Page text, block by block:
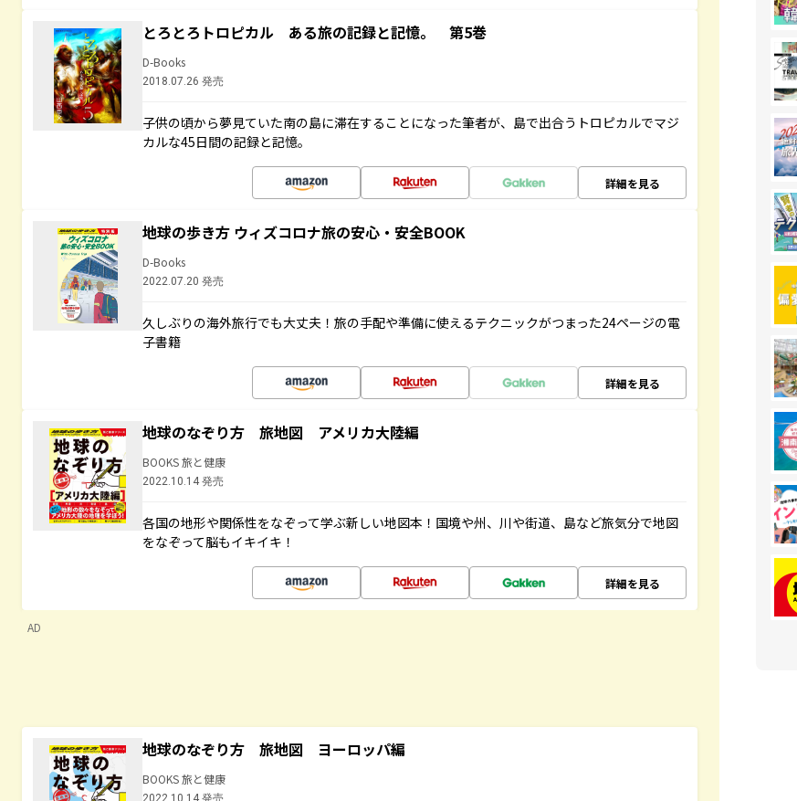
とろとろトロピカル ある旅の記録と記憶。 第5巻
D-Books
2018.07.26 発売
子供の頃から夢見ていた南の島に滞在することになった筆者が、島で出合うトロピカルでマジ
カルな45日間の記録と記憶。
詳細を見る
地球の歩き方 ウィズコロナ旅の安心・安全BOOK
D-Books
2022.07.20 発売
久しぶりの海外旅行でも大丈夫！旅の手配や準備に使えるテクニックがつまった24ページの電
子書籍
詳細を見る
地球のなぞり方 旅地図 アメリカ大陸編
BOOKS 旅と健康
2022.10.14 発売
各国の地形や関係性をなぞって学ぶ新しい地図本！国境や州、川や街道、島など旅気分で地図
をなぞって脳もイキイキ！
詳細を見る
AD
地球のなぞり方 旅地図 ヨーロッパ編
BOOKS 旅と健康
2022.10.14 発売